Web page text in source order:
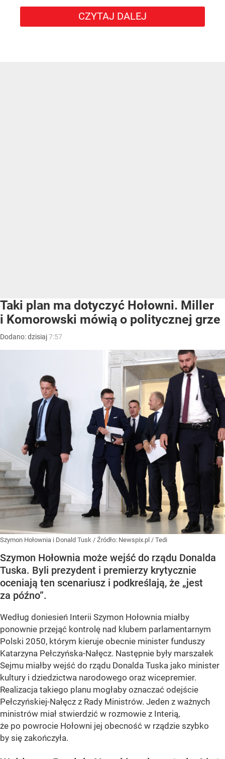
CZYTAJ DALEJ
Taki plan ma dotyczyć Hołowni. Miller
i Komorowski mówią o politycznej grze
Dodano:dzisiaj7:57
Szymon Hołownia i Donald Tusk / Źródło: Newspix.pl / Tedi
Szymon Hołownia może wejść do rządu Donalda
Tuska. Byli prezydent i premierzy krytycznie
oceniają ten scenariusz i podkreślają, że „jest
za późno”.
Według doniesień Interii Szymon Hołownia miałby
ponownie przejąć kontrolę nad klubem parlamentarnym
Polski 2050, którym kieruje obecnie minister funduszy
Katarzyna Pełczyńska-Nałęcz. Następnie były marszałek
Sejmu miałby wejść do rządu Donalda Tuska jako minister
kultury i dziedzictwa narodowego oraz wicepremier.
Realizacja takiego planu mogłaby oznaczać odejście
Pełczyńskiej-Nałęcz z Rady Ministrów. Jeden z ważnych
ministrów miał stwierdzić w rozmowie z Interią,
że po powrocie Hołowni jej obecność w rządzie szybko
by się zakończyła.